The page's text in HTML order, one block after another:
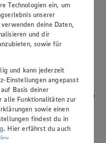
halbieren und in Streifen
und fein hacken.
Tajine sanft anbraten. Die
Ingwer, Kurkuma,
salzen, pfeffern und
ca. 45 Minuten leise
noch ein wenig Wasser
Technologien ein, um
unserer
deine Daten,
und dir
sowie für
und kann jederzeit
Einstellungen angepasst
Basis deiner
alle Funktionalitäten zur
sowie einen
findest du in
. Hier erfährst du auch
.